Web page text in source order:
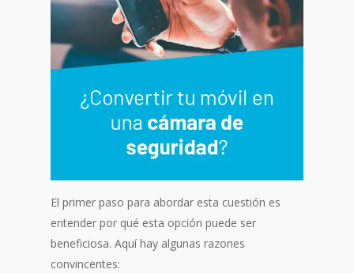
El primer paso para abordar esta cuestión es
entender por qué esta opción puede ser
beneficiosa. Aquí hay algunas razones
convincentes: